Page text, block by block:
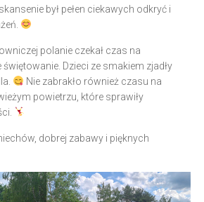
był pełen ciekawych odkryć i
polanie czekał czas na
Dzieci ze smakiem zjadły
Nie zabrakło również czasu na
powietrzu, które sprawiły
dobrej zabawy i pięknych